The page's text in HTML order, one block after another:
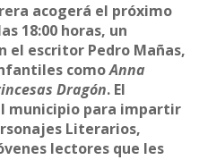
acogerá el próximo
18:00 horas, un
el escritor Pedro Mañas,
comoAnna
Dragón. El
municipio para impartir
Literarios,
lectores que les